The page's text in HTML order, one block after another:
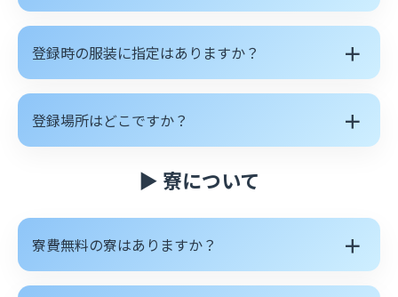
登録時の服装に指定はありますか？ ＋
登録場所はどこですか？ ＋
▶ 寮について
寮費無料の寮はありますか？ ＋